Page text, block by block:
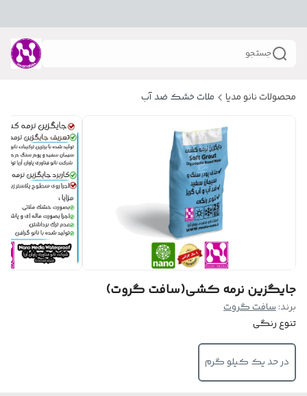
جستجو
محصولات نانو مدیا ملات خشک ضد آب
جایگزین نرمه کشی(سافت گروت)
برند:سافت گروت
تنوع رنگی
در حد یک کیلو گرم